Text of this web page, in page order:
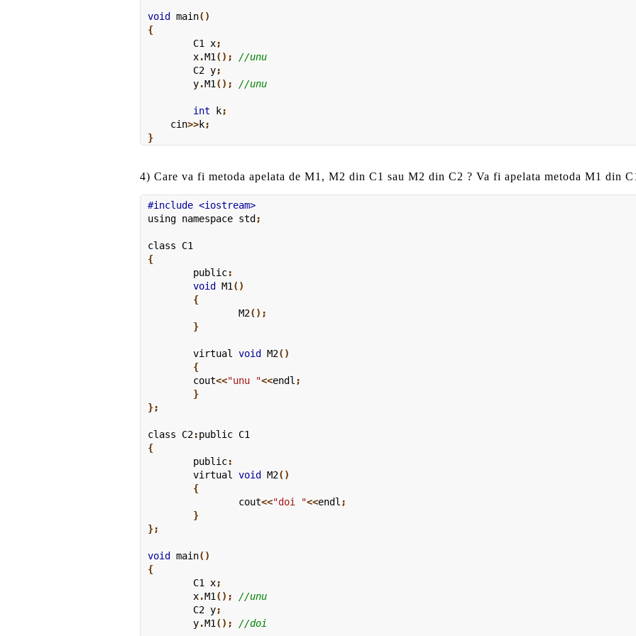
void main()
{
	C1 x
;
	x
.M1();
	C2 y
;
	y
.M1();
	int
k;
    cin
>>k;
}
4) Care va fi metoda apelata de M1, M2 din C1 sau M2 din C2 ? Va fi apelata metoda M1 din
using namespace std ;
class C1
{
	public
:
	void
M1()
	{
		M2
();
	}
	virtual
void M2()
	{
	cout
<<"unu "<<endl;
};
class C2:public C1
{
	public
:
	virtual
void M2()
	{
		cout
<<"doi "<<endl;
};
void main()
{
	C1 x
;
	x
.M1();
	C2 y
;
	y
.M1();